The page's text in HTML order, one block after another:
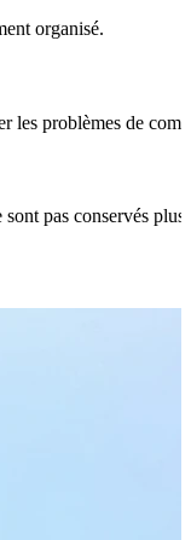
organisé.
les problèmes de
pas conservés